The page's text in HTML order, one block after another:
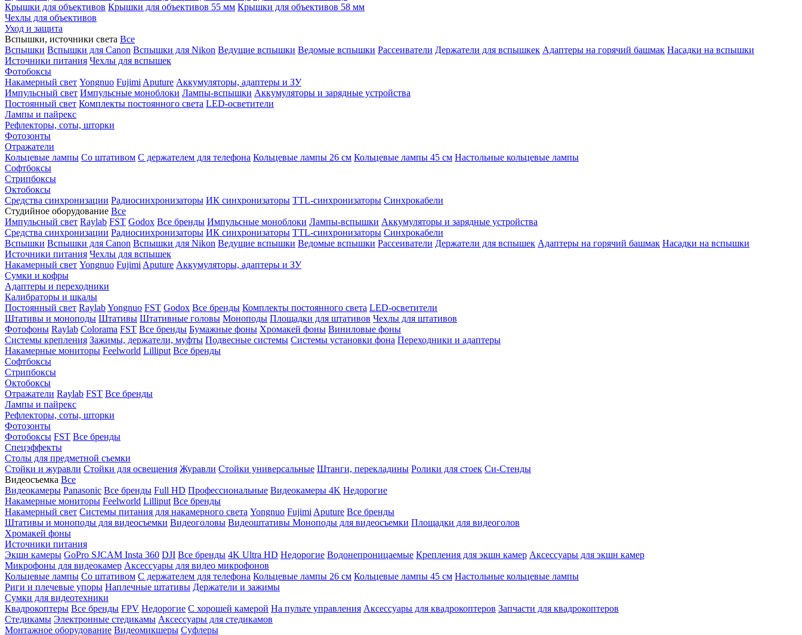
Крышки для объективов Крышки для объективов 55 мм Крышки для объективов 58 мм
Чехлы для объективов
Уход и защита
Вспышки, источники света Все
Вспышки Вспышки для Canon Вспышки для Nikon Ведущие вспышки Ведомые вспышки Рассеиватели Держатели для вспышкек Адаптеры на горячий башмак Насадки на вспышки
Источники питания Чехлы для вспышек
Фотобоксы
Накамерный свет Yongnuo Fujimi Aputure Аккумуляторы, адаптеры и ЗУ
Импульсный свет Импульсные моноблоки Лампы-вспышки Аккумуляторы и зарядные устройства
Постоянный свет Комплекты постоянного света LED-осветители
Лампы и пайрекс
Рефлекторы, соты, шторки
Фотозонты
Отражатели
Кольцевые лампы Со штативом С держателем для телефона Кольцевые лампы 26 см Кольцевые лампы 45 см Настольные кольцевые лампы
Софтбоксы
Стрипбоксы
Октобоксы
Средства синхронизации Радиосинхронизаторы ИК синхронизаторы TTL-синхронизаторы Синхрокабели
Студийное оборудование Все
Импульсный свет Raylab FST Godox Все бренды Импульсные моноблоки Лампы-вспышки Аккумуляторы и зарядные устройства
Средства синхронизации Радиосинхронизаторы ИК синхронизаторы TTL-синхронизаторы Синхрокабели
Вспышки Вспышки для Canon Вспышки для Nikon Ведущие вспышки Ведомые вспышки Рассеиватели Держатели для вспышек Адаптеры на горячий башмак Насадки на вспышки
Источники питания Чехлы для вспышек
Накамерный свет Yongnuo Fujimi Aputure Аккумуляторы, адаптеры и ЗУ
Сумки и кофры
Адаптеры и переходники
Калибраторы и шкалы
Постоянный свет RaylabYongnuo FST Godox Все бренды Комплекты постоянного света LED-осветители
Штативы и моноподы Штативы Штативные головы Моноподы Площадки для штативов Чехлы для штативов
Фотофоны Raylab Colorama FST Все бренды Бумажные фоны Хромакей фоны Виниловые фоны
Системы крепления Зажимы, держатели, муфты Подвесные системы Системы установки фона Переходники и адаптеры
Накамерные мониторы Feelworld Lilliput Все бренды
Софтбоксы
Стрипбоксы
Октобоксы
Отражатели Raylab FST Все бренды
Лампы и пайрекс
Рефлекторы, соты, шторки
Фотозонты
Фотобоксы FST Все бренды
Спецэффекты
Столы для предметной съемки
Стойки и журавли Стойки для освещения Журавли Стойки универсальные Штанги, перекладины Ролики для стоек Си-Стенды
Видеосъемка Все
Видеокамеры Panasonic Все бренды Full HD Профессиональные Видеокамеры 4K Недорогие
Накамерные мониторы Feelworld Lilliput Все бренды
Накамерный свет Системы питания для накамерного света Yongnuo Fujimi Aputure Все бренды
Штативы и моноподы для видеосъемки Видеоголовы Видеоштативы Моноподы для видеосъемки Площадки для видеоголов
Хромакей фоны
Источники питания
Экшн камеры GoPro SJCAM Insta 360 DJI Все бренды 4K Ultra HD Недорогие Водонепроницаемые Крепления для экшн камер Аксессуары для экшн камер
Микрофоны для видеокамер Аксессуары для видео микрофонов
Кольцевые лампы Со штативом C держателем для телефона Кольцевые лампы 26 см Кольцевые лампы 45 см Настольные кольцевые лампы
Риги и плечевые упоры Наплечные штативы Держатели и зажимы
Сумки для видеотехники
Квадрокоптеры Все бренды FPV Недорогие С хорошей камерой На пульте управления Аксессуары для квадрокоптеров Запчасти для квадрокоптеров
Стедикамы Электронные стедикамы Аксессуары для стедикамов
Монтажное оборудование Видеомикшеры Суфлеры